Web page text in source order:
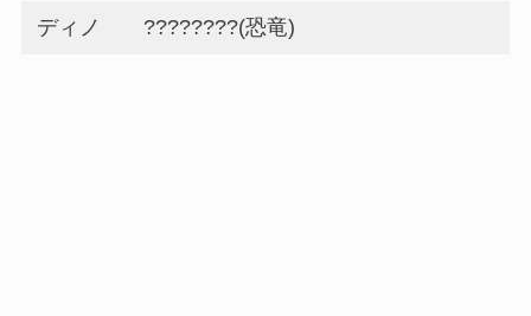
ディノ ????????(恐竜)